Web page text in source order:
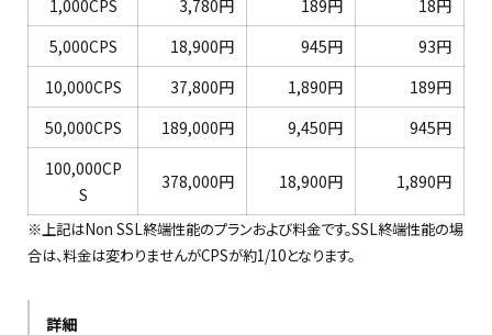
1,000CPS
3,780円 189円
18円
5,000CPS
18,900円 945円
93円
10,000CPS
37,800円 1,890円
189円
50,000CPS
189,000円 9,450円
945円
100,000CP
S
378,000円 18,900円 1,890円
※上記はNon SSL終端性能のプランおよび料金です。SSL終端性能の場
合は、料金は変わりませんがCPSが約1/10となります。
詳細